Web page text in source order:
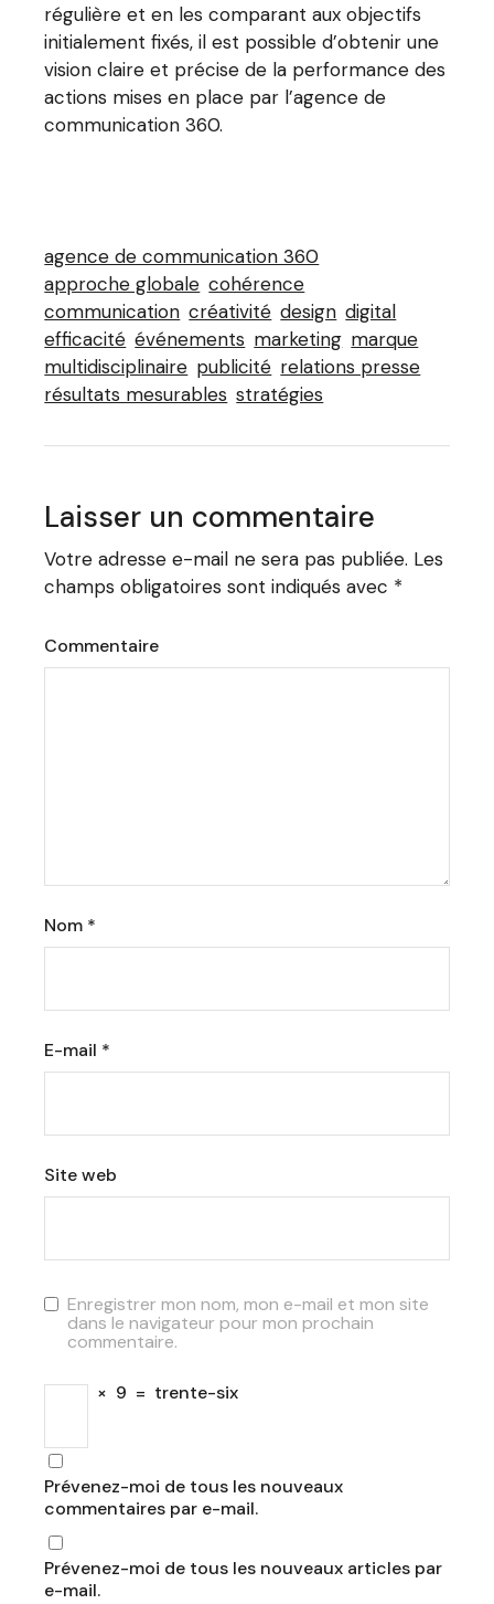
régulière et en les comparant aux objectifs
initialement fixés, il est possible d’obtenir une
vision claire et précise de la performance des
actions mises en place par l’agence de
communication 360.
agence de communication 360
approche globale cohérence
communication créativité design digital
efficacité événements marketing marque
multidisciplinaire publicité relations presse
résultats mesurables stratégies
Laisser un commentaire
Votre adresse e-mail ne sera pas publiée. Les
champs obligatoires sont indiqués avec *
Commentaire
Nom *
E-mail *
Site web
Enregistrer mon nom, mon e-mail et mon site
dans le navigateur pour mon prochain
commentaire.
× 9 = trente-six
Prévenez-moi de tous les nouveaux
commentaires par e-mail.
Prévenez-moi de tous les nouveaux articles par
e-mail.